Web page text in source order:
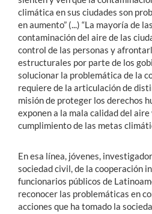
climática en sus ciudades son
en aumento” (...) “La mayoría de
contaminación del aire de las
control de las personas y
estructurales por parte de los
solucionar la problemática de la
requiere de la articulación de
misión de proteger los derechos
exponen a la mala calidad del
cumplimiento de las metas
En esa línea, jóvenes,
sociedad civil, de la cooperación
funcionarios públicos de
reconocer las problemáticas en
acciones que ha tomado la